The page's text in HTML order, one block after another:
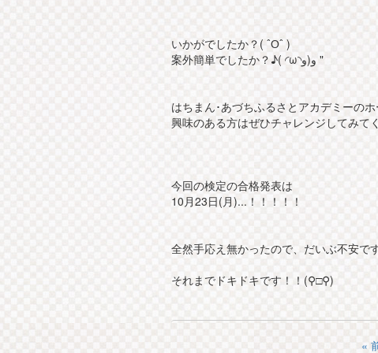
いかがでしたか？( ˆОˆ )
案外簡単でしたか？♪( ◜ω◝و(و "
はちまん･あづちふるさとアカデミーの
興味のある方はぜひチャレンジしてみて
今回の検定の合格発表は
10月23日(月)...！！！！！
全然手応え無かったので、だいぶ不安で
それまでドキドキです！！(⚲□⚲)